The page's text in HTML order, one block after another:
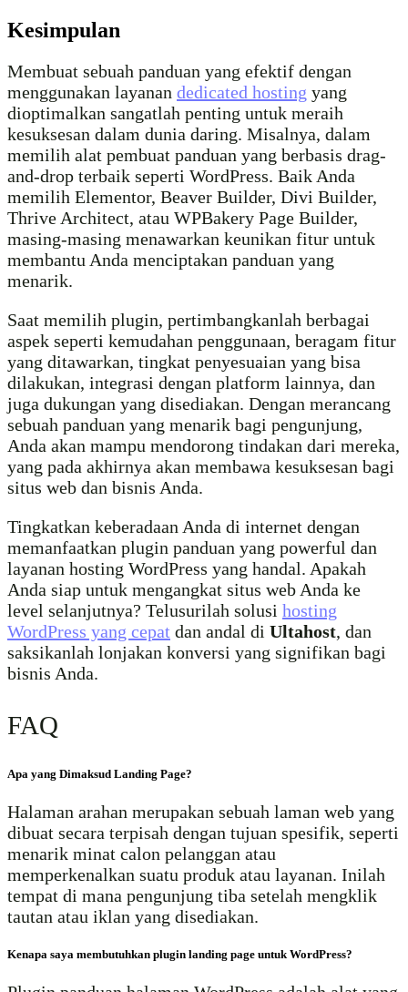
Kesimpulan
Membuat sebuah panduan yang efektif dengan
menggunakan layanan dedicated hosting yang
dioptimalkan sangatlah penting untuk meraih
kesuksesan dalam dunia daring. Misalnya, dalam
memilih alat pembuat panduan yang berbasis drag-
and-drop terbaik seperti WordPress. Baik Anda
memilih Elementor, Beaver Builder, Divi Builder,
Thrive Architect, atau WPBakery Page Builder,
masing-masing menawarkan keunikan fitur untuk
membantu Anda menciptakan panduan yang
menarik.
Saat memilih plugin, pertimbangkanlah berbagai
aspek seperti kemudahan penggunaan, beragam fitur
yang ditawarkan, tingkat penyesuaian yang bisa
dilakukan, integrasi dengan platform lainnya, dan
juga dukungan yang disediakan. Dengan merancang
sebuah panduan yang menarik bagi pengunjung,
Anda akan mampu mendorong tindakan dari mereka,
yang pada akhirnya akan membawa kesuksesan bagi
situs web dan bisnis Anda.
Tingkatkan keberadaan Anda di internet dengan
memanfaatkan plugin panduan yang powerful dan
layanan hosting WordPress yang handal. Apakah
Anda siap untuk mengangkat situs web Anda ke
level selanjutnya? Telusurilah solusi hosting
WordPress yang cepat dan andal di Ultahost, dan
saksikanlah lonjakan konversi yang signifikan bagi
bisnis Anda.
FAQ
Apa yang Dimaksud Landing Page?
Halaman arahan merupakan sebuah laman web yang
dibuat secara terpisah dengan tujuan spesifik, seperti
menarik minat calon pelanggan atau
memperkenalkan suatu produk atau layanan. Inilah
tempat di mana pengunjung tiba setelah mengklik
tautan atau iklan yang disediakan.
Kenapa saya membutuhkan plugin landing page untuk WordPress?